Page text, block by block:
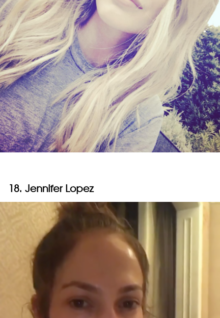
18. Jennifer Lopez